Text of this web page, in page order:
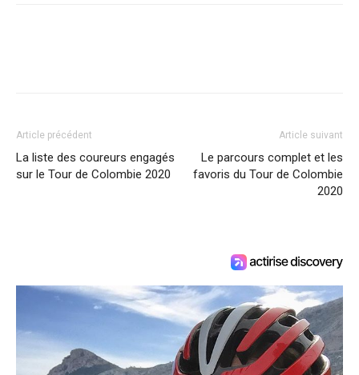
Article précédent
La liste des coureurs engagés
sur le Tour de Colombie 2020
Article suivant
Le parcours complet et les
favoris du Tour de Colombie
2020